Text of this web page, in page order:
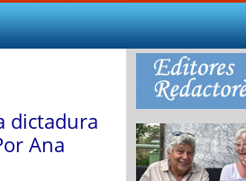
dictadura
Ana